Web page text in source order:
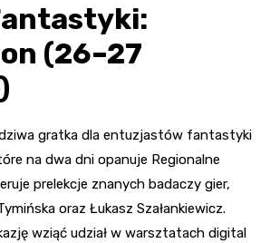
(26–27
gratka dla entuzjastów fantastyki
na dwa dni opanuje Regionalne
prelekcje znanych badaczy gier,
oraz Łukasz Szałankiewicz.
wziąć udział w warsztatach digital